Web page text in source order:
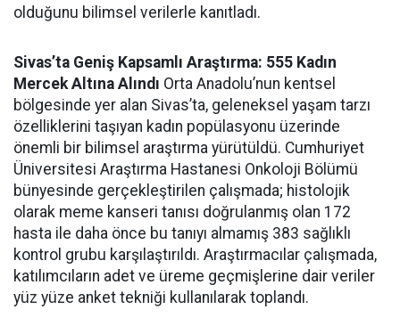
olduğunu bilimsel verilerle kanıtladı.
Sivas’ta Geniş Kapsamlı Araştırma: 555 Kadın
Mercek Altına Alındı Orta Anadolu’nun kentsel
bölgesinde yer alan Sivas’ta, geleneksel yaşam tarzı
özelliklerini taşıyan kadın popülasyonu üzerinde
önemli bir bilimsel araştırma yürütüldü. Cumhuriyet
Üniversitesi Araştırma Hastanesi Onkoloji Bölümü
bünyesinde gerçekleştirilen çalışmada; histolojik
olarak meme kanseri tanısı doğrulanmış olan 172
hasta ile daha önce bu tanıyı almamış 383 sağlıklı
kontrol grubu karşılaştırıldı. Araştırmacılar çalışmada,
katılımcıların adet ve üreme geçmişlerine dair veriler
yüz yüze anket tekniği kullanılarak toplandı.